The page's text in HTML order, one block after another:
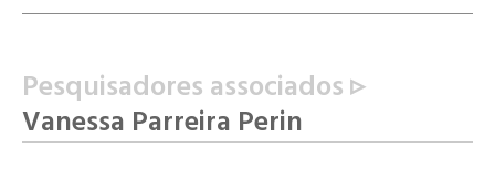
Pesquisadores associados ▹
Vanessa Parreira Perin